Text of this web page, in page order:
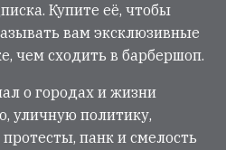
Купите её, чтобы
вам эксклюзивные
чем сходить в барбершоп.
о городах и жизни
уличную политику,
панк и смелость